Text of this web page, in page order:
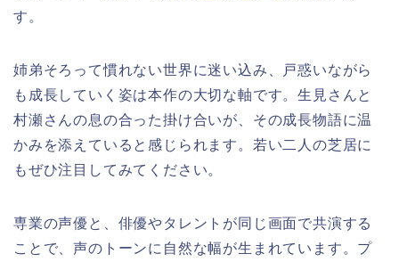
す。
姉弟そろって慣れない世界に迷い込み、戸惑いながら
も成長していく姿は本作の大切な軸です。生見さんと
村瀬さんの息の合った掛け合いが、その成長物語に温
かみを添えていると感じられます。若い二人の芝居に
もぜひ注目してみてください。
専業の声優と、俳優やタレントが同じ画面で共演する
ことで、声のトーンに自然な幅が生まれています。プ